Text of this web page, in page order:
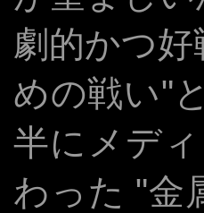
劇的かつ
めの戦い"
半にメデ
わった "金